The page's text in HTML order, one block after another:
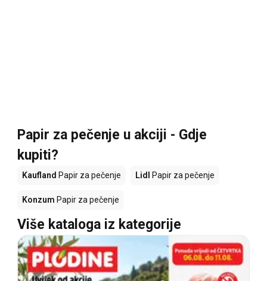
Papir za pečenje u akciji - Gdje
kupiti?
Kaufland Papir za pečenje Lidl Papir za pečenje
Konzum Papir za pečenje
Više kataloga iz kategorije